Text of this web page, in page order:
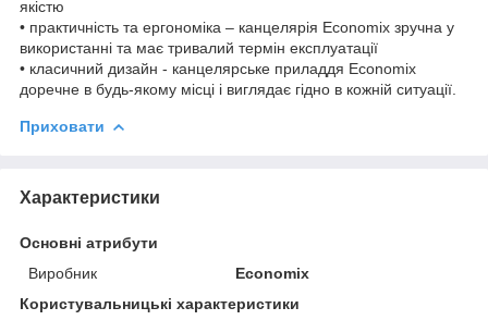
якістю
• практичність та ергономіка – канцелярія Economix зручна у
використанні та має тривалий термін експлуатації
• класичний дизайн - канцелярське приладдя Economix
доречне в будь-якому місці і виглядає гідно в кожній ситуації.
Приховати
Характеристики
Основні атрибути
Виробник
Economix
Користувальницькі характеристики